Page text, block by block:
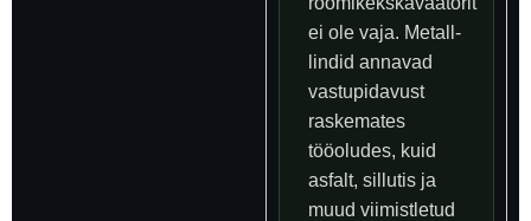
ei ole vaja. Metall-
lindid annavad
vastupidavust
raskemates
tööoludes, kuid
asfalt, sillutis ja
muud viimistletud